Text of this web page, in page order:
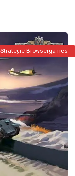
Strategie Browsergames